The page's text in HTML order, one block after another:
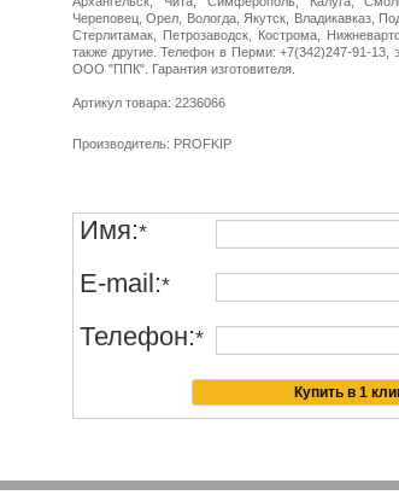
Череповец, Орел, Вологда, Якутск, Владикавказ,
Стерлитамак, Петрозаводск, Кострома,
также другие. Телефон в Перми: +7(342)247-91-13,
ООО "ППК". Гарантия изготовителя.
Артикул товара: 2236066
Производитель: PROFKIP
Имя:*
E-mail:*
Телефон:*